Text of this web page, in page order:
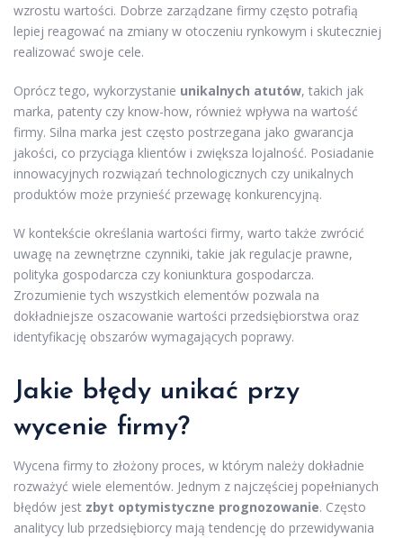
wzrostu wartości. Dobrze zarządzane firmy często potrafią
lepiej reagować na zmiany w otoczeniu rynkowym i skuteczniej
realizować swoje cele.
Oprócz tego, wykorzystanie unikalnych atutów, takich jak
marka, patenty czy know-how, również wpływa na wartość
firmy. Silna marka jest często postrzegana jako gwarancja
jakości, co przyciąga klientów i zwiększa lojalność. Posiadanie
innowacyjnych rozwiązań technologicznych czy unikalnych
produktów może przynieść przewagę konkurencyjną.
W kontekście określania wartości firmy, warto także zwrócić
uwagę na zewnętrzne czynniki, takie jak regulacje prawne,
polityka gospodarcza czy koniunktura gospodarcza.
Zrozumienie tych wszystkich elementów pozwala na
dokładniejsze oszacowanie wartości przedsiębiorstwa oraz
identyfikację obszarów wymagających poprawy.
Jakie błędy unikać przy
wycenie firmy?
Wycena firmy to złożony proces, w którym należy dokładnie
rozważyć wiele elementów. Jednym z najczęściej popełnianych
błędów jest zbyt optymistyczne prognozowanie. Często
analitycy lub przedsiębiorcy mają tendencję do przewidywania